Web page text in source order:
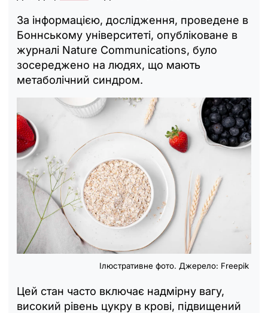
За інформацією, дослідження, проведене в
Боннському університеті, опубліковане в
журналі Nature Communications, було
зосереджено на людях, що мають
метаболічний синдром.
Ілюстративне фото. Джерело: Freepik
Цей стан часто включає надмірну вагу,
високий рівень цукру в крові, підвищений